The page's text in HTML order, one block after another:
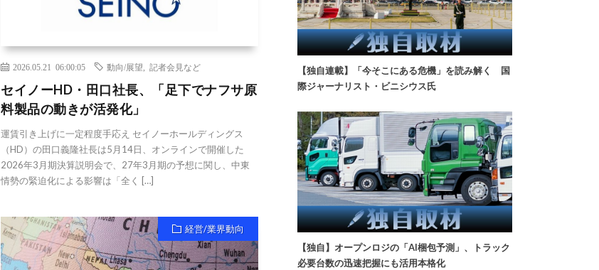
2026.05.21 06:00:05 動向/展望 ,記者会見など
セイノーHD・田口社長、「足下でナフサ原
料製品の動きが活発化」
運賃引き上げに一定程度手応え セイノーホールディングス
（HD）の田口義隆社長は5月14日、オンラインで開催した
2026年3月期決算説明会で、27年3月期の予想に関し、中東
情勢の緊迫化による影響は「全く […]
経営/業界動向
【独自連載】「今そこにある危機」を読み解く 国
際ジャーナリスト・ビニシウス氏
【独自】オープンロジの「AI梱包予測」、トラック
必要台数の迅速把握にも活用本格化